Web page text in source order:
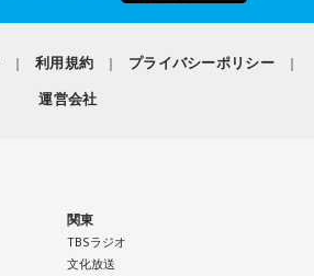
利用規約
プライバシーポリシー
運営会社
関東
TBSラジオ
文化放送